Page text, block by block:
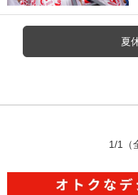
夏
1/1